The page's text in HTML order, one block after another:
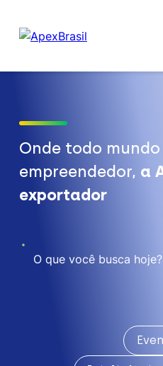
Onde todo mundo
empreendedor, a
exportador